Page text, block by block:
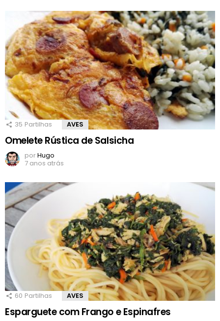
35 Partilhas AVES
Omelete Rústica de Salsicha
porHugo
7 anos atrás
60 Partilhas AVES
Esparguete com Frango e Espinafres